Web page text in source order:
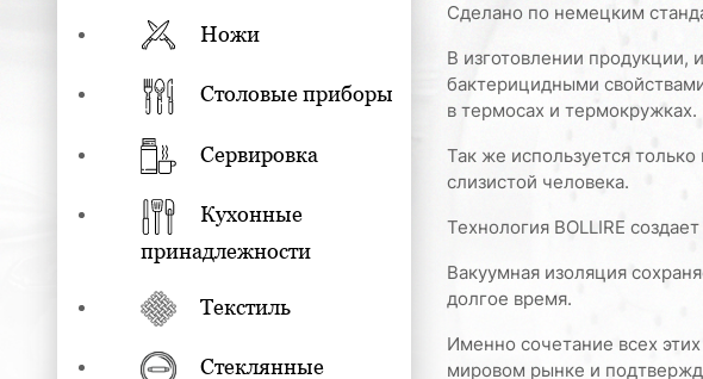
Ножи
Столовые приборы
Сервировка
Кухонные
принадлежности
Текстиль
Стеклянные
Сделано по немецким
В изготовлении продукции,
бактерицидными
в термосах и термокружках.
Так же используется
слизистой человека.
Технология BOLLIRE
Вакуумная изоляция
долгое время.
Именно сочетание всех
мировом рынке и